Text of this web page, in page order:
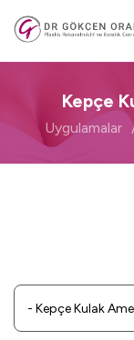
Kepçe
Uygulamalar